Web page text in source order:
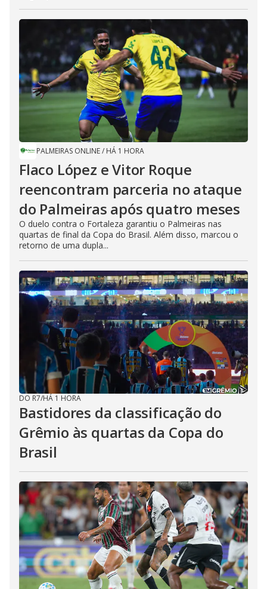
PALMEIRAS ONLINE/ HÁ 1 HORA
Flaco López e Vitor Roque
reencontram parceria no ataque
do Palmeiras após quatro meses
O duelo contra o Fortaleza garantiu o Palmeiras nas
quartas de final da Copa do Brasil. Além disso, marcou o
retorno de uma dupla...
DO R7/HÁ 1 HORA
Bastidores da classificação do
Grêmio às quartas da Copa do
Brasil